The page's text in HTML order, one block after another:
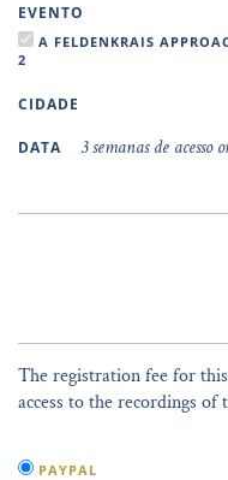
EVENTO
2
CIDADE
DATA 3 semanas de
The registration fee for
access to the recordings of
PAYPAL